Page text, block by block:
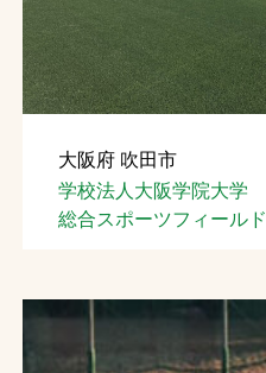
大阪府 吹田市
学校法人大阪学院大学
総合スポーツフィールド